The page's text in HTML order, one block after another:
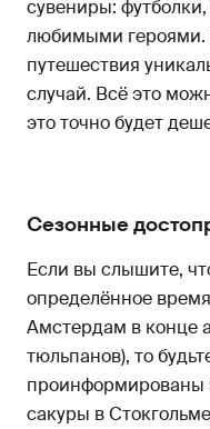
сувениры:
любимыми героями.
путешествия
случай. Всё это
это точно будет
Сезонные
Если вы слышите,
определённое
Амстердам в конце
тюльпанов), то
проинформированы
сакуры в